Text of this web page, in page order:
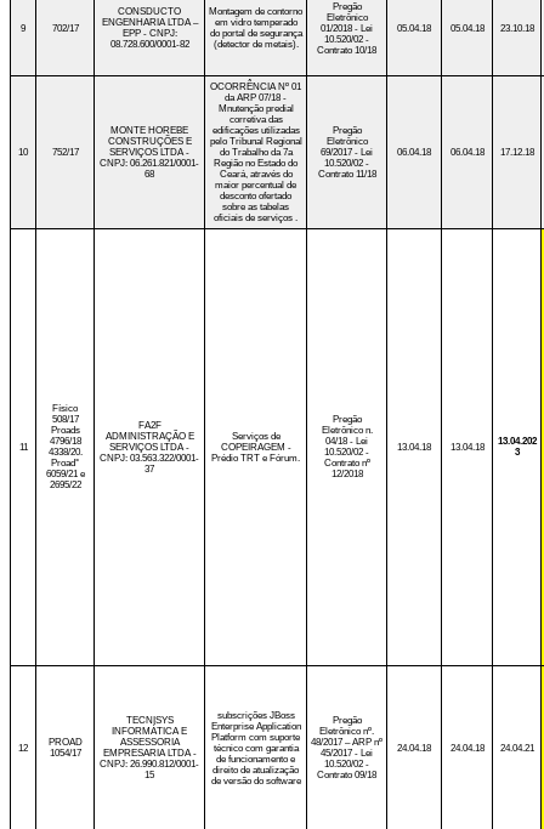
9 702/17
CONSDUCTO
ENGENHARIA LTDA –
EPP - CNPJ:
08.728.600/0001-82
Montagem de contorno
em vidro temperado
do portal de segurança
(detector de metais).
Pregão
Eletrônico
01/2018 - Lei
10.520/02 -
Contrato 10/18
05.04.18 05.04.18 23.10.18
10 752/17
MONTE HOREBE
CONSTRUÇÕES E
SERVIÇOS LTDA -
CNPJ: 06.261.821/0001-
68
OCORRÊNCIA Nº 01
da ARP 07/18 -
Mnutenção predial
corretiva das
edificações utilizadas
pelo Tribunal Regional
do Trabalho da 7a
Região no Estado do
Ceará, através do
maior percentual de
desconto ofertado
sobre as tabelas
oficiais de serviços .
Pregão
Eletrônico
69/2017 - Lei
10.520/02 -
Contrato 11/18
06.04.18 06.04.18 17.12.18
11
Físico
508/17
Proads
4796/18
4338/20.
Proad°
6059/21 e
2695/22
FA2F
ADMINISTRAÇÃO E
SERVIÇOS LTDA -
CNPJ: 03.563.322/0001-
37
Serviços de
COPEIRAGEM -
Prédio TRT e Fórum.
Pregão
Eletrônico n.
04/18 - Lei
10.520/02 -
Contrato nº
12/2018
13.04.18 13.04.18
13.04.202
3
12
PROAD
1054/17
TECNISYS
INFORMÁTICA E
ASSESSORIA
EMPRESARIA LTDA -
CNPJ: 26.990.812/0001-
15
subscrições JBoss
Enterprise Application
Platform com suporte
técnico com garantia
de funcionamento e
direito de atualização
de versão do software
Pregão
Eletrônico nº.
48/2017 – ARP nº
45/2017 - Lei
10.520/02 -
Contrato 09/18
24.04.18 24.04.18 24.04.21